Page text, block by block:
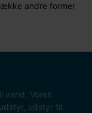
andre former
vand. Vores
udstyr til